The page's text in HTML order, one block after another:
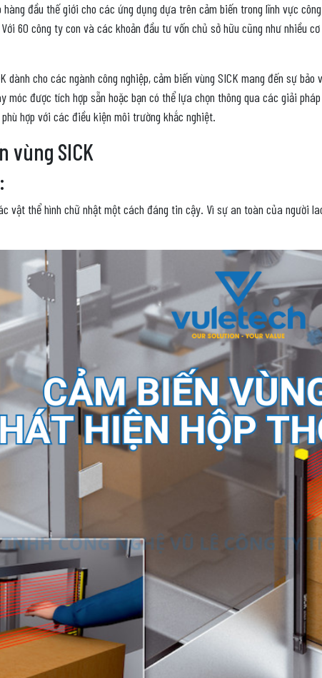
đầu thế giới cho các ứng dụng dựa trên cảm biến trong lĩnh vực
60 công ty con và các khoản đầu tư vốn chủ sở hữu cũng như nhiều
dành cho các ngành công nghiệp, cảm biến vùng SICK mang đến sự
móc được tích hợp sẵn hoặc bạn có thể lựa chọn thông qua các giải
hợp với các điều kiện môi trường khắc nghiệt.
vùng SICK
:
vật thể hình chữ nhật một cách đáng tin cậy. Vì sự an toàn của người